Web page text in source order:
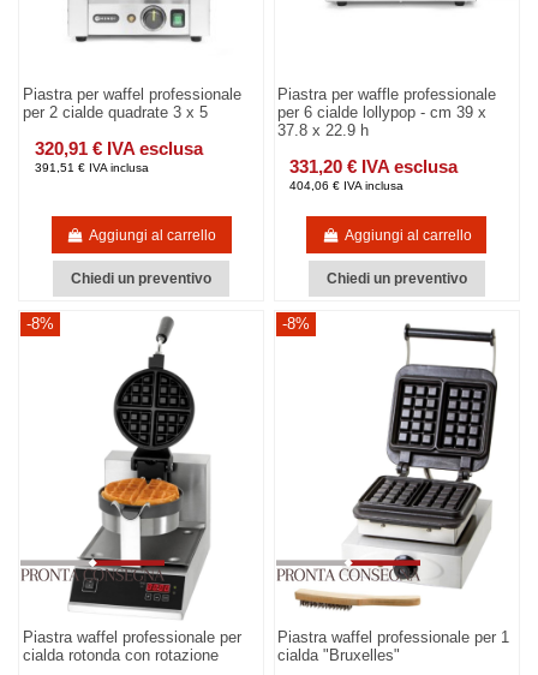
Piastra per waffel professionale
per 2 cialde quadrate 3 x 5
320,91 € IVA esclusa
391,51 € IVA inclusa
Aggiungi al carrello
Chiedi un preventivo
Piastra per waffle professionale
per 6 cialde lollypop - cm 39 x
37.8 x 22.9 h
331,20 € IVA esclusa
404,06 € IVA inclusa
Aggiungi al carrello
Chiedi un preventivo
-8%
Piastra waffel professionale per
cialda rotonda con rotazione
-8%
Piastra waffel professionale per 1
cialda "Bruxelles"